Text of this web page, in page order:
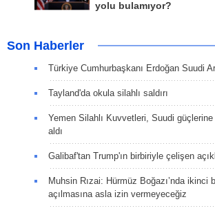
yolu bulamıyor?
Son Haberler
Türkiye Cumhurbaşkanı Erdoğan Suudi
Tayland'da okula silahlı saldırı
Yemen Silahlı Kuvvetleri, Suudi
aldı
Galibaf'tan Trump'ın birbiriyle çelişen
Muhsin Rızai: Hürmüz Boğazı’nda ikinci
açılmasına asla izin vermeyeceğiz